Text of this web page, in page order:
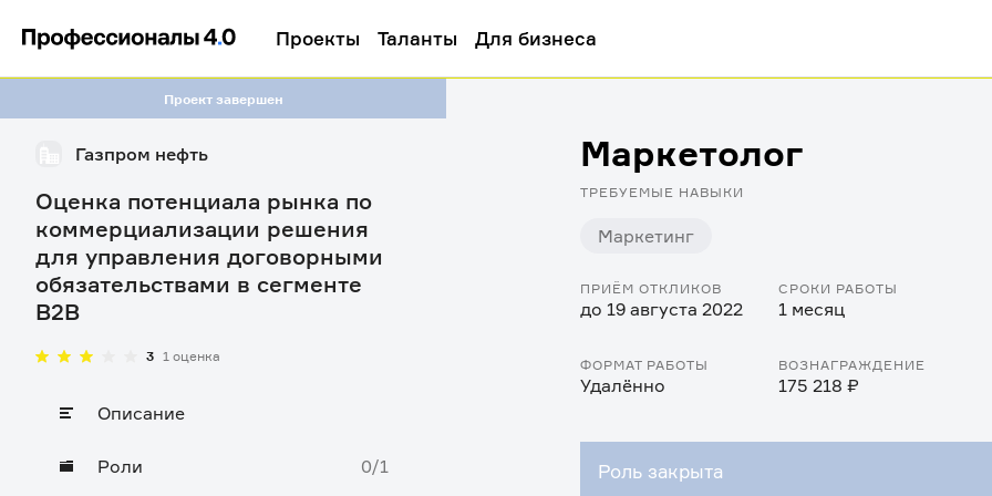
Проекты Таланты Для бизнеса
Проект завершен
Газпром нефть
Оценка потенциала рынка по
коммерциализации решения
для управления договорными
обязательствами в сегменте
B2B
3 1 оценка
Описание
Роли 0/1
Маркетолог
ТРЕБУЕМЫЕ НАВЫКИ
Маркетинг
ПРИЁМ ОТКЛИКОВ
до 19 августа 2022
СРОКИ РАБОТЫ
1 месяц
ФОРМАТ РАБОТЫ
Удалённо
ВОЗНАГРАЖДЕНИЕ
175 218 ₽
Роль закрыта